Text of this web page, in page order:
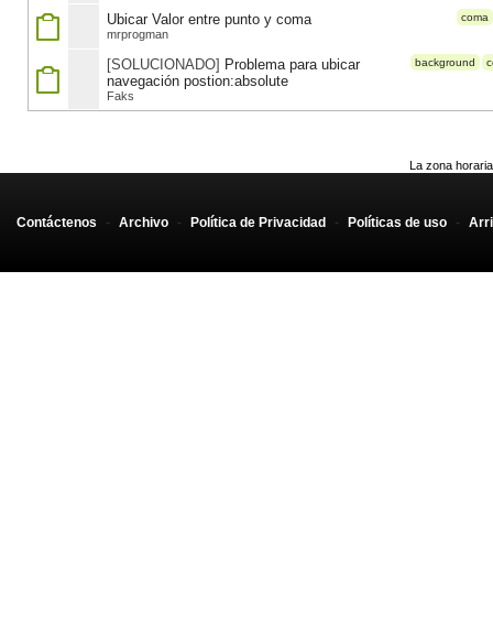
coma
Ubicar Valor entre punto y coma
mrprogman
background
[SOLUCIONADO] Problema para ubicar
navegación postion:absolute
Faks
La zona
Contáctenos - Archivo - Política de Privacidad - Políticas de uso -